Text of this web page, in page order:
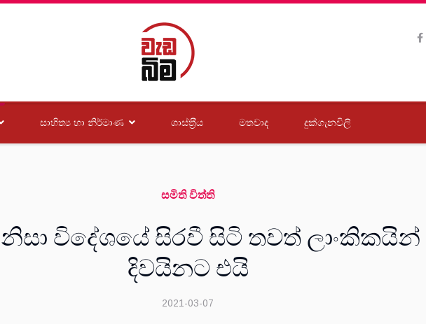
සාහිත්‍ය හා නිර්මාණ ශාස්ත‍්‍රීය මතවාද දුක්ගැනවිලි
සමිති විත්ති
විදේශයේ සිරවී සිටි තවත්
දිවයිනට එයි
2021-03-07